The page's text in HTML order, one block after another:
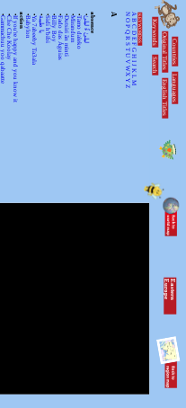
Countries
Languages
Original Titles
English Titles
Keywords
Search
KEYWORDSS
A
B
C
D
E
F
G
H
J
K
L
M
N
O
P
Q
R
S
T
U
V
WX
Y
Z
A
absence
•
لیلیٰ ءُ لیلیٰ
•
Tamo daleko
•
Mirandum
•
Dutsiri ăn minti
•
Fado das Águias
•
Billy Boy
•
Sidi h'bibi
•
يا طيبة
•
Ya 7abeeby Ta3ala
•
Babylon
action
•
If you're happy and you know it
•
Che Che Koolay
•
Gammachuu yoo qabaatte
E
a
s
te
r
n
E
u
r
o
p
e